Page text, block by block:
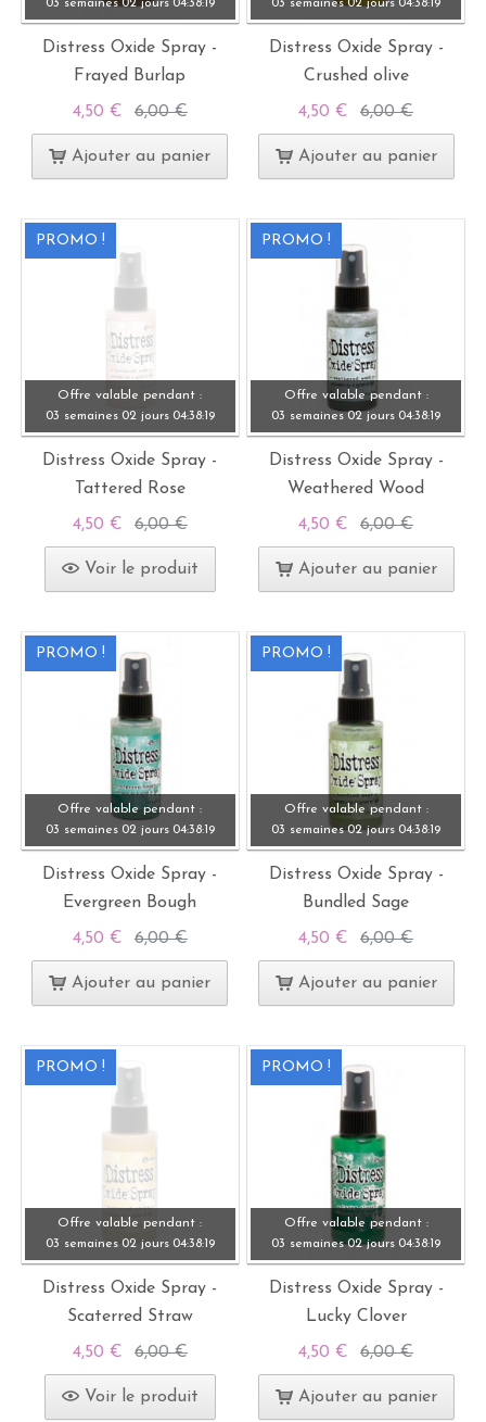
03 semaines 02 jours 04:38:19
Distress Oxide Spray -
Frayed Burlap
4,50 € 6,00 €
Ajouter au panier
03 semaines 02 jours 04:38: 19
Distress Oxide Spray -
Crushed olive
4,50 € 6,00 €
Ajouter au panier
PROMO !
Offre valable pendant :
03 semaines 02 jours 04:38:19
Distress Oxide Spray -
Tattered Rose
4,50 € 6,00 €
Voir le produit
PROMO !
Offre valable pendant :
03 semaines 02 jours 04:38: 19
Distress Oxide Spray -
Weathered Wood
4,50 € 6,00 €
Ajouter au panier
PROMO !
Offre valable pendant :
03 semaines 02 jours 04:38:19
Distress Oxide Spray -
Evergreen Bough
4,50 € 6,00 €
Ajouter au panier
PROMO !
Offre valable pendant :
03 semaines 02 jours 04:38:19
Distress Oxide Spray -
Bundled Sage
4,50 € 6,00 €
Ajouter au panier
PROMO !
Offre valable pendant :
03 semaines 02 jours 04:38:19
Distress Oxide Spray -
Scaterred Straw
4,50 € 6,00 €
Voir le produit
PROMO !
Offre valable pendant :
03 semaines 02 jours 04:38:19
Distress Oxide Spray -
Lucky Clover
4,50 € 6,00 €
Ajouter au panier